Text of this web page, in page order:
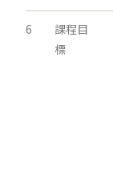
6
課程目
標